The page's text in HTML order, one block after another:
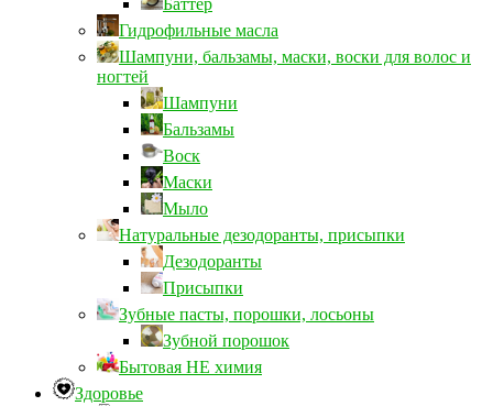
Баттер
Гидрофильные масла
Шампуни, бальзамы, маски, воски для волос и
ногтей
Шампуни
Бальзамы
Воск
Маски
Мыло
Натуральные дезодоранты, присыпки
Дезодоранты
Присыпки
Зубные пасты, порошки, лосьоны
Зубной порошок
Бытовая НЕ химия
Здоровье